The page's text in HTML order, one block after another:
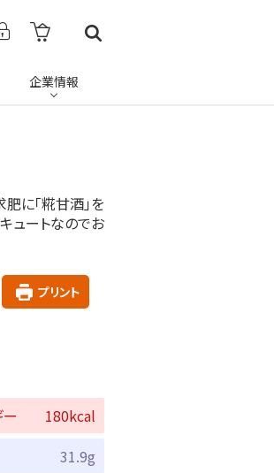
企業情報
に「糀甘酒」を
ュートなのでお
プリント
180kcal
31.9g